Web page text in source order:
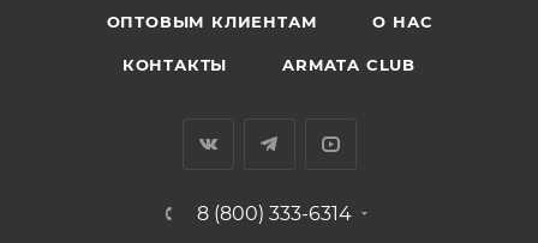
ОПТОВЫМ КЛИЕНТАМ О НАС
КОНТАКТЫ ARMATA CLUB
8 (800) 333-6314